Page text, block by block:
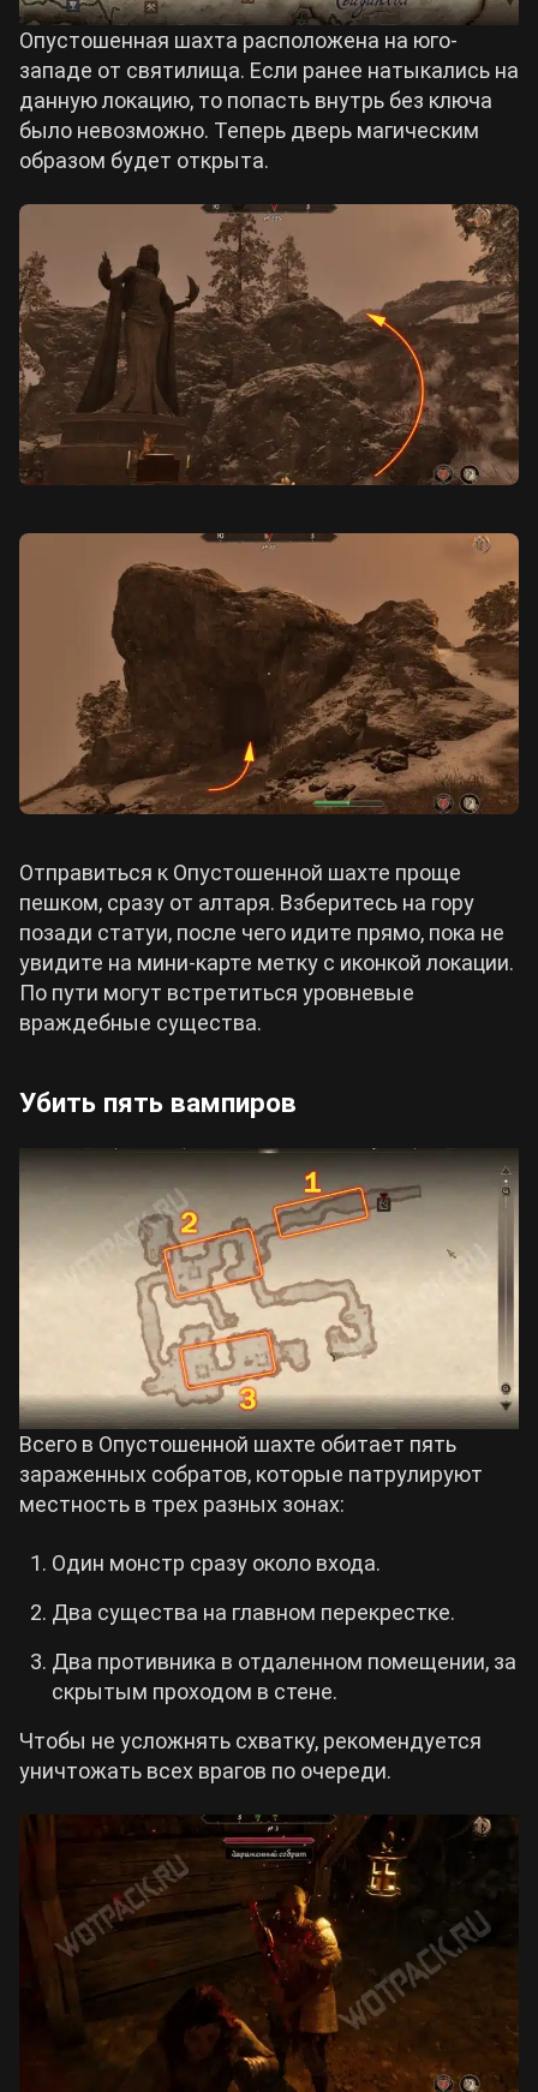
Опустошенная шахта расположена на юго-
западе от святилища. Если ранее натыкались на
данную локацию, то попасть внутрь без ключа
было невозможно. Теперь дверь магическим
образом будет открыта.
Отправиться к Опустошенной шахте проще
пешком, сразу от алтаря. Взберитесь на гору
позади статуи, после чего идите прямо, пока не
увидите на мини-карте метку с иконкой локации.
По пути могут встретиться уровневые
враждебные существа.
Убить пять вампиров
Всего в Опустошенной шахте обитает пять
зараженных собратов, которые патрулируют
местность в трех разных зонах:
Один монстр сразу около входа.
Два существа на главном перекрестке.
Два противника в отдаленном помещении, за
скрытым проходом в стене.
Чтобы не усложнять схватку, рекомендуется
уничтожать всех врагов по очереди.